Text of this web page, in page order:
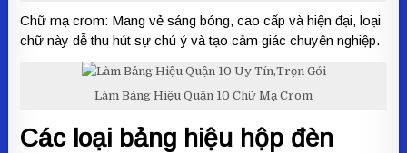
Chữ mạ crom: Mang vẻ sáng bóng, cao cấp và hiện đại, loại
chữ này dễ thu hút sự chú ý và tạo cảm giác chuyên nghiệp.
Làm Bảng Hiệu Quận 10 Chữ Mạ Crom
Các loại bảng hiệu hộp đèn